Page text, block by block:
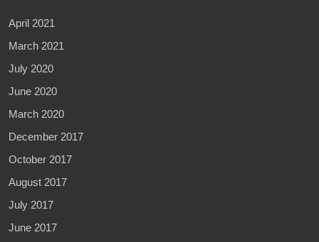
April 2021
March 2021
July 2020
June 2020
March 2020
December 2017
October 2017
August 2017
July 2017
June 2017